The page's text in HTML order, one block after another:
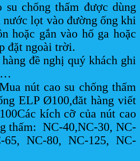
su chống thấm được dùng
nước lọt vào đường ống khi
hoặc gắn vào hố ga hoặc
đặt ngoài trời.
đề nghị quý khách ghi
…
nút cao su chống thấm
ELP Ø100,đăt hàng viết
kích cỡ của nút cao
thấm: NC-40,NC-30, NC-
65, NC-80, NC-125, NC-